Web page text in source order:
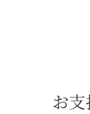
お